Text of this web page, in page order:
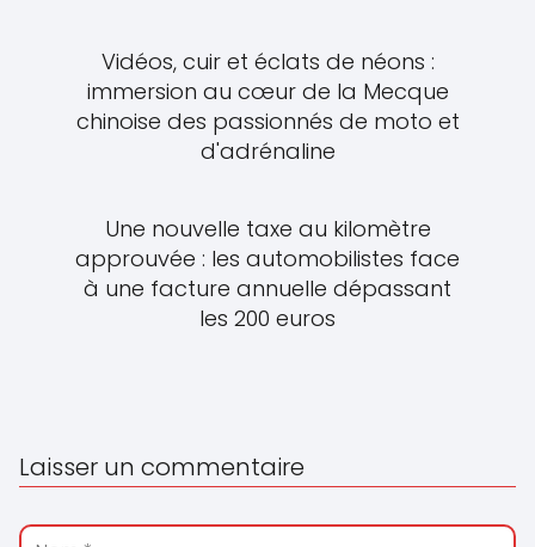
Vidéos, cuir et éclats de néons :
immersion au cœur de la Mecque
chinoise des passionnés de moto et
d'adrénaline
Une nouvelle taxe au kilomètre
approuvée : les automobilistes face
à une facture annuelle dépassant
les 200 euros
Laisser un commentaire